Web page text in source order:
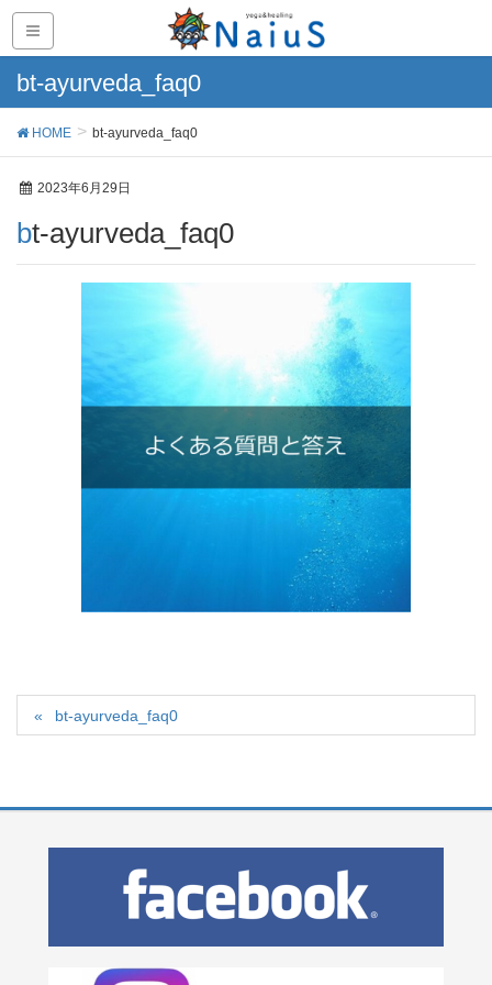
bt-ayurveda_faq0
HOME bt-ayurveda_faq0
2023年6月29日
bt-ayurveda_faq0
bt-ayurveda_faq0